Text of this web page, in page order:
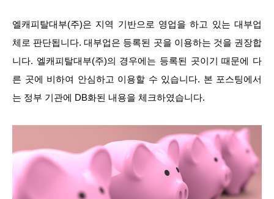
엘캐피탈대부(주)은 지역 기반으로 영업을 하고 있는 대부업
체로 판단됩니다. 대부업은 등록된 곳을 이용하는 것을 권장합
니다. 엘캐피탈대부(주)의 경우에는 등록된 곳이기 때문에 다
른 곳에 비하여 안심하고 이용할 수 있습니다. 본 포스팅에서
는 정부 기관에 DB화된 내용을 체크하였습니다.